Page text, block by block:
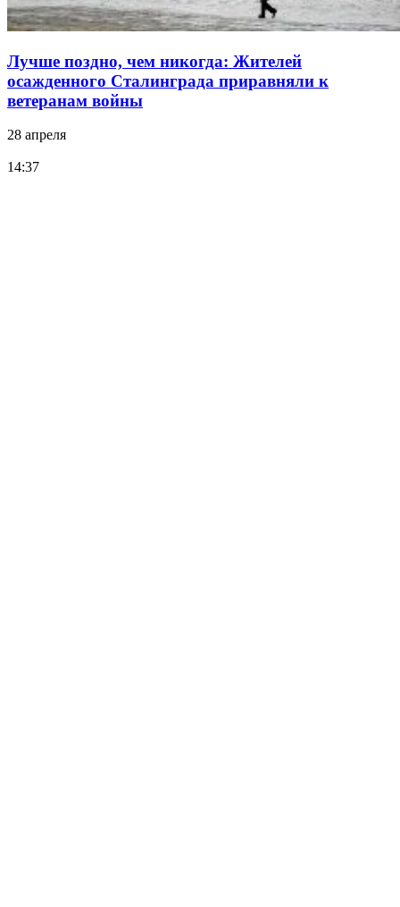
Лучше поздно, чем никогда: Жителей
осажденного Сталинграда приравняли к
ветеранам войны
28 апреля
14:37